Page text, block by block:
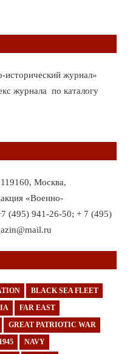
журнал»
журнала по каталогу
Москва,
«Военно-
(495) 941-26-50; + 7 (495)
BLACK SEA FLEET
FAR EAST
GREAT PATRIOTIC WAR
NAVY